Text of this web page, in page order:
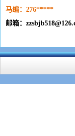
马编：276*****
邮箱：